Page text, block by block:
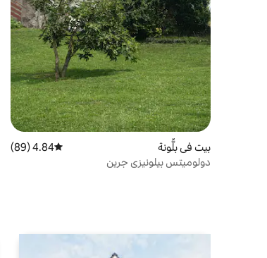
بيت في بِلُّونة متوسط التقييم 4.84 من 5، 89 مراجعات
4.84 (89)
دولوميتس بيلونيزي جرين